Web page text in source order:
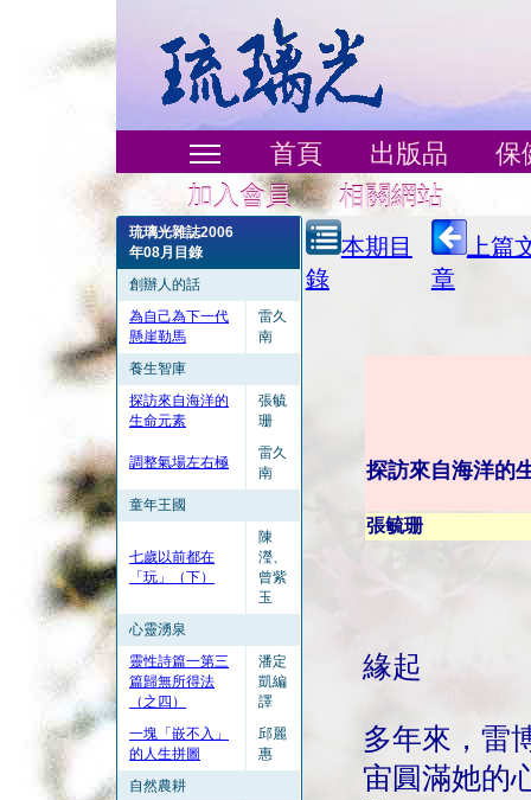
首頁 出版品
保
加入會員
相關網站
琉璃光雜誌2006
年08月目錄
創辦人的話
為自己為下一代
懸崖勒馬
雷久
南
養生智庫
探訪來自海洋的
生命元素
張毓
珊
調整氣場左右極
雷久
南
童年王國
七歲以前都在
「玩」（下）
陳
瀅、
曾紫
玉
心靈湧泉
靈性詩篇一第三
篇歸無所得法
（之四）
潘定
凱編
譯
一塊「嵌不入」
的人生拼圖
邱麗
惠
自然農耕
本期目
錄
上篇
章
探訪來自海洋
張毓珊
緣起
多年來，雷
宙圓滿她的